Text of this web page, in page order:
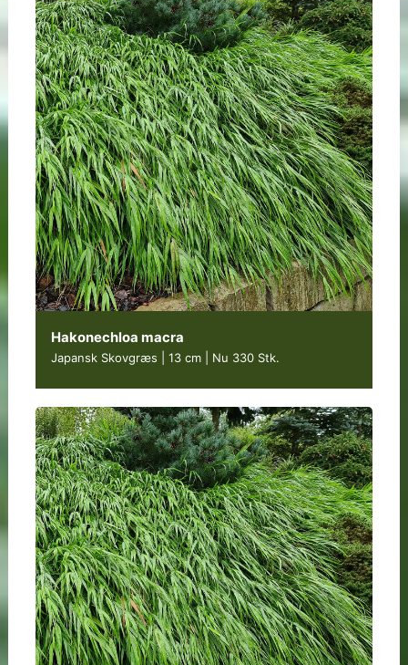
Hakonechloa macra
Japansk Skovgræs | 13 cm Nu 330 Stk.